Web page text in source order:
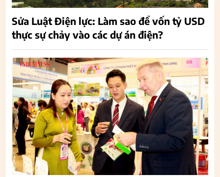
Sửa Luật Điện lực: Làm sao để vốn tỷ USD
thực sự chảy vào các dự án điện?